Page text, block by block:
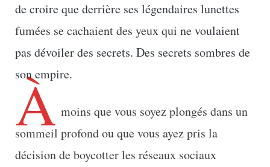
de croire que derrière ses légendaires lunettes
fumées se cachaient des yeux qui ne voulaient
pas dévoiler des secrets. Des secrets sombres de
son empire.
À moins que vous soyez plongés dans un
sommeil profond ou que vous ayez pris la
décision de boycotter les réseaux sociaux